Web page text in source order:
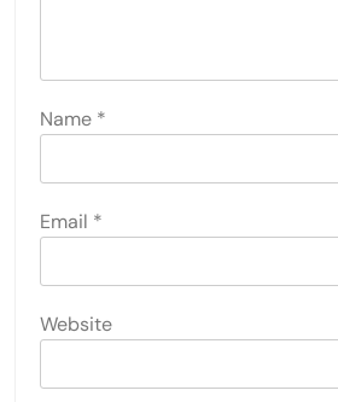
Name *
Email *
Website